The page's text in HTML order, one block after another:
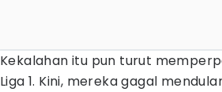
Kekalahan itu pun turut
Liga 1. Kini, mereka gagal